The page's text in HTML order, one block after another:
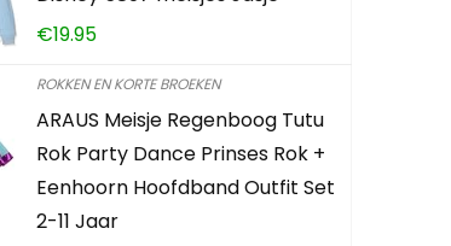
€19.95
ROKKEN EN KORTE BROEKEN
ARAUS Meisje Regenboog Tutu
Rok Party Dance Prinses Rok +
Eenhoorn Hoofdband Outfit Set
2-11 Jaar